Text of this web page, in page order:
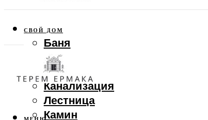
СВОЙ ДОМ
Баня
Веранда
Забор
Канализация
Лестница
Камин